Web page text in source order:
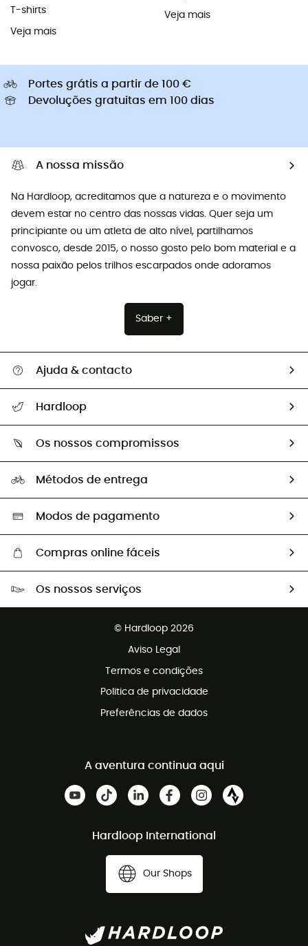
T-shirts
Veja mais
Veja mais
Portes grátis a partir de 100 €
Devoluções gratuitas em 100 dias
A nossa missão
Na Hardloop, acreditamos que a natureza e o movimento
devem estar no centro das nossas vidas. Quer seja um
principiante ou um atleta de alto nível, partilhamos
convosco, desde 2015, o nosso gosto pelo bom material e a
nossa paixão pelos trilhos escarpados onde adoramos
jogar.
Saber +
Ajuda & contacto
Devoluções e reembolsos
Guia de tamanhos
Trocas & Devoluções
Hardloop
Os nossos embaixadores
Os nossos compromissos
Seleção eco-responsável
Métodos de entrega
Modos de pagamento
Compras online fáceis
Devoluções gratuitas em 100 dias
Os nossos serviços
© Hardloop 2026
Aviso Legal
Termos e condições
Politica de privacidade
Preferências de dados
A aventura continua aqui
Hardloop International
Our Shops